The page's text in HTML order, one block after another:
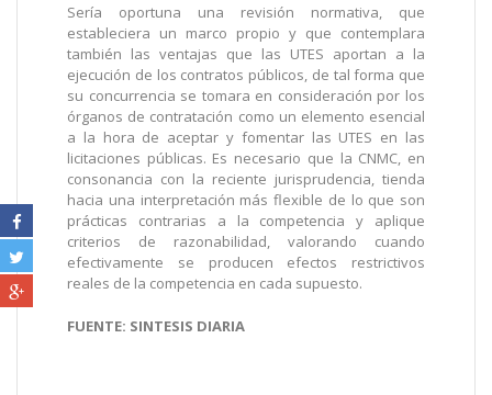
Sería oportuna una revisión normativa, que
estableciera un marco propio y que contemplara
también las ventajas que las UTES aportan a la
ejecución de los contratos públicos, de tal forma que
su concurrencia se tomara en consideración por los
órganos de contratación como un elemento esencial
a la hora de aceptar y fomentar las UTES en las
licitaciones públicas. Es necesario que la CNMC, en
consonancia con la reciente jurisprudencia, tienda
hacia una interpretación más flexible de lo que son
prácticas contrarias a la competencia y aplique
criterios de razonabilidad, valorando cuando
efectivamente se producen efectos restrictivos
reales de la competencia en cada supuesto.
FUENTE: SINTESIS DIARIA